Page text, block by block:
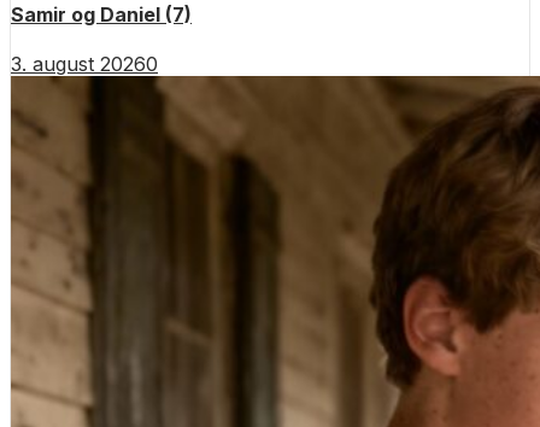
Samir og Daniel (7)
3. august 20260